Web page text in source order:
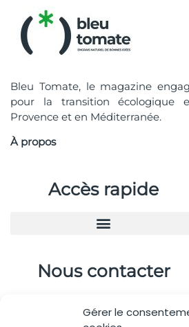
Gérer le
Bleu Tomate, le magazine
pour la transition écologique
Provence et en Méditerranée.
À propos
Accès rapide
Nous contacter
contactBT@bleu-tomate.fr